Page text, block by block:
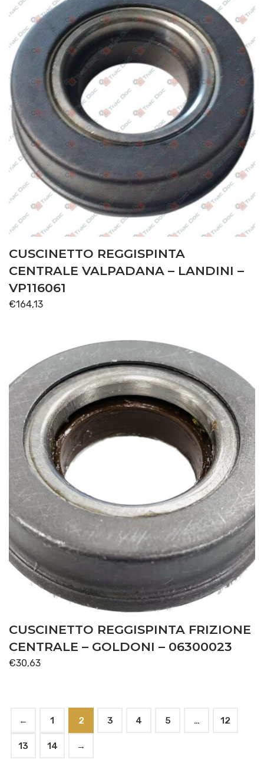
CUSCINETTO REGGISPINTA
CENTRALE VALPADANA – LANDINI –
VP116061
€164,13
CUSCINETTO REGGISPINTA FRIZIONE
CENTRALE – GOLDONI – 06300023
€30,63
← 1 2 3 4 5 … 12
13 14 →